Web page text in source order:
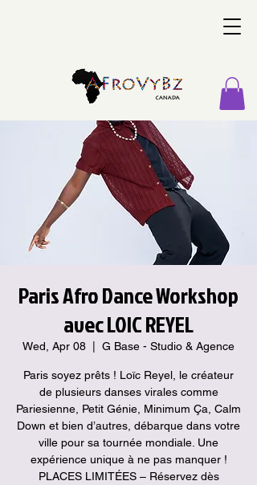
Paris Afro Dance Workshop
avec LOIC REYEL
Wed, Apr 08 G Base - Studio & Agence
Paris soyez prêts ! Loïc Reyel, le créateur
de plusieurs danses virales comme
Pariesienne, Petit Génie, Minimum Ça, Calm
Down et bien d’autres, débarque dans votre
ville pour sa tournée mondiale. Une
expérience unique à ne pas manquer !
PLACES LIMITÉES – Réservez dès